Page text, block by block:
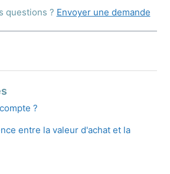
questions ? Envoyer une demande
?
entre la valeur d'achat et la